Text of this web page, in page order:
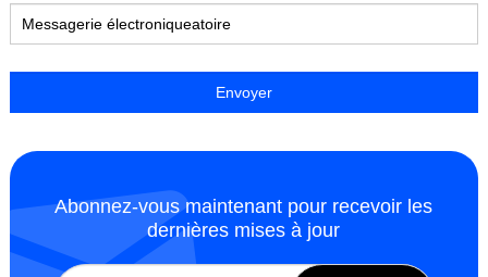
Abonnez-vous maintenant pour recevoir les
dernières mises à jour